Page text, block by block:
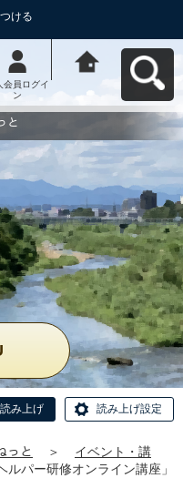
ける
会員ログイ
ン
動応援ｻｲﾄ はち
コミねっとへ戻
と
読み上げ 読み上げ設定
っと ＞
イベント・講
ルパー研修オンライン講座」